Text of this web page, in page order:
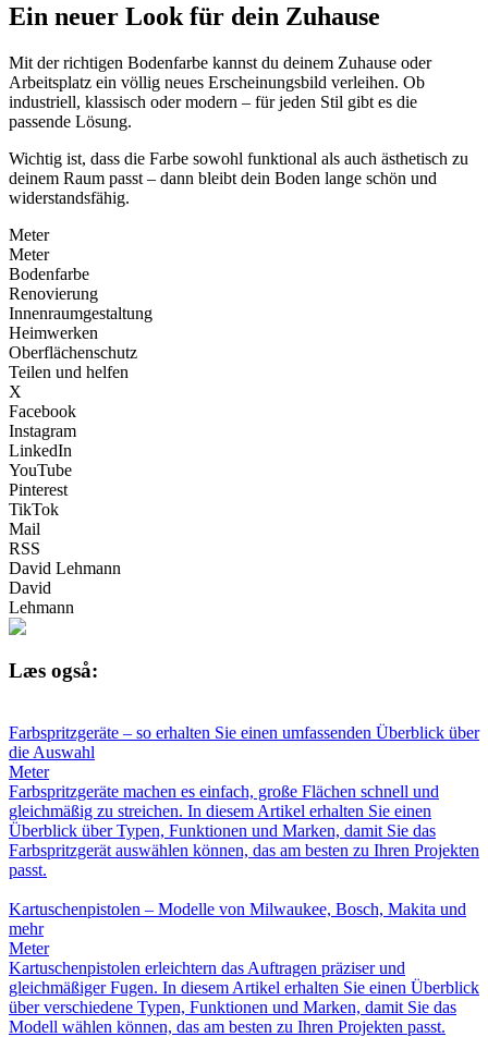
Ein neuer Look für dein Zuhause
Mit der richtigen Bodenfarbe kannst du deinem Zuhause oder
Arbeitsplatz ein völlig neues Erscheinungsbild verleihen. Ob
industriell, klassisch oder modern – für jeden Stil gibt es die
passende Lösung.
Wichtig ist, dass die Farbe sowohl funktional als auch ästhetisch zu
deinem Raum passt – dann bleibt dein Boden lange schön und
widerstandsfähig.
Meter
Meter
Bodenfarbe
Renovierung
Innenraumgestaltung
Heimwerken
Oberflächenschutz
Teilen und helfen
X
Facebook
Instagram
LinkedIn
YouTube
Pinterest
TikTok
Mail
RSS
David Lehmann
David
Lehmann
Læs også:
Farbspritzgeräte – so erhalten Sie einen umfassenden Überblick über
die Auswahl
Meter
Farbspritzgeräte machen es einfach, große Flächen schnell und
gleichmäßig zu streichen. In diesem Artikel erhalten Sie einen
Überblick über Typen, Funktionen und Marken, damit Sie das
Farbspritzgerät auswählen können, das am besten zu Ihren Projekten
passt.
Kartuschenpistolen – Modelle von Milwaukee, Bosch, Makita und
mehr
Meter
Kartuschenpistolen erleichtern das Auftragen präziser und
gleichmäßiger Fugen. In diesem Artikel erhalten Sie einen Überblick
über verschiedene Typen, Funktionen und Marken, damit Sie das
Modell wählen können, das am besten zu Ihren Projekten passt.